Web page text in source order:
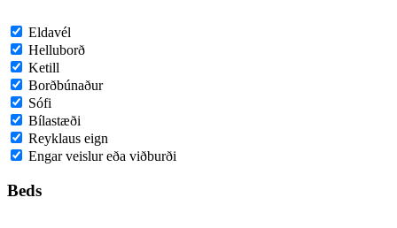
Eldavél
Helluborð
Ketill
Borðbúnaður
Sófi
Bílastæði
Reyklaus eign
Engar veislur eða viðburði
Beds